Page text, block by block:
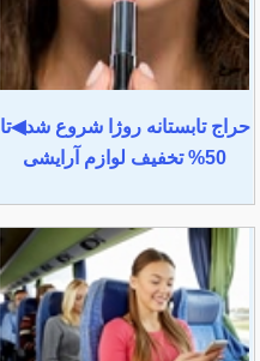
حراج تابستانه روژا شروع شد◀تا
50% تخفیف لوازم آرایشی